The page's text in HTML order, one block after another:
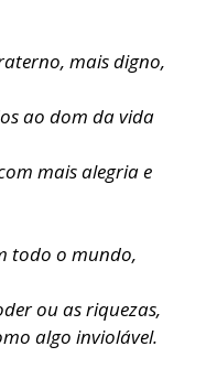
mais digno,
ao dom da vida
mais alegria e
todo o mundo,
ou as riquezas,
algo inviolável.